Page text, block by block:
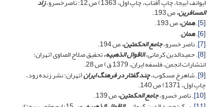
المسافرین،ص 193.
[5]
.همان،ص 193.
[6]
.همان.
[7] . ناصر خسرو،جامع الحکمتین،ص 194.
[8] . حمیدالدین کرمانی،الاقوال الذهبیه،تحقیق صلاح الصاوی (تهران:
انتشارات انجمن، فلسفه ایران، 1379 ق) ص 28.
[9] . شاهرخ مسکوب،چند گفتار در فرهنگ ایران(تهران: نشر زنده رود،
چاپ اول، 1371) ص 140.
[10] . ناصر خسرو،جامع الحکمتین،ص 139.